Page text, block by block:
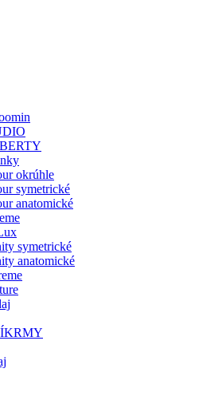
okrúhle
symetrické
anatomické
symetrické
anatomické